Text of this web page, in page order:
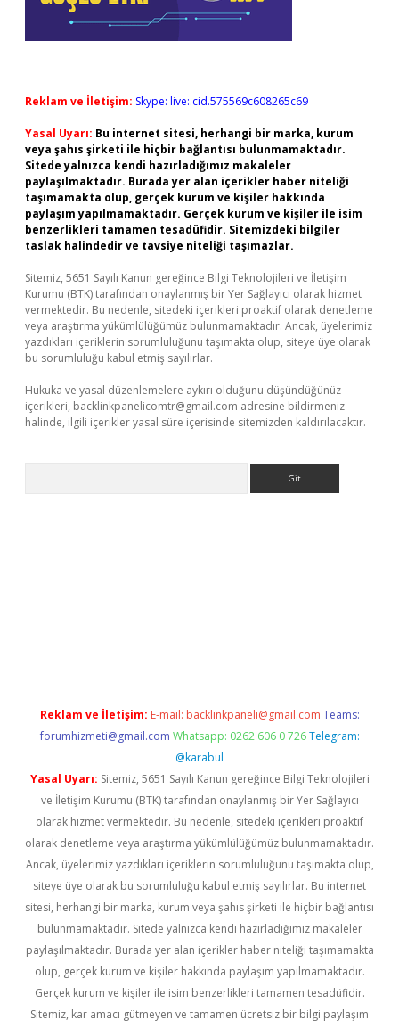
Reklam ve İletişim: Skype: live:.cid.575569c608265c69
Yasal Uyarı: Bu internet sitesi, herhangi bir marka, kurum
veya şahıs şirketi ile hiçbir bağlantısı bulunmamaktadır.
Sitede yalnızca kendi hazırladığımız makaleler
paylaşılmaktadır. Burada yer alan içerikler haber niteliği
taşımamakta olup, gerçek kurum ve kişiler hakkında
paylaşım yapılmamaktadır. Gerçek kurum ve kişiler ile isim
benzerlikleri tamamen tesadüfidir. Sitemizdeki bilgiler
taslak halindedir ve tavsiye niteliği taşımazlar.
Sitemiz, 5651 Sayılı Kanun gereğince Bilgi Teknolojileri ve İletişim
Kurumu (BTK) tarafından onaylanmış bir Yer Sağlayıcı olarak hizmet
vermektedir. Bu nedenle, sitedeki içerikleri proaktif olarak denetleme
veya araştırma yükümlülüğümüz bulunmamaktadır. Ancak, üyelerimiz
yazdıkları içeriklerin sorumluluğunu taşımakta olup, siteye üye olarak
bu sorumluluğu kabul etmiş sayılırlar.
Hukuka ve yasal düzenlemelere aykırı olduğunu düşündüğünüz
içerikleri, backlinkpanelicomtr@gmail.com adresine bildirmeniz
halinde, ilgili içerikler yasal süre içerisinde sitemizden kaldırılacaktır.
Reklam ve İletişim: E-mail: backlinkpaneli@gmail.com Teams:
forumhizmeti@gmail.com Whatsapp: 0262 606 0 726 Telegram:
@karabul
Yasal Uyarı: Sitemiz, 5651 Sayılı Kanun gereğince Bilgi Teknolojileri
ve İletişim Kurumu (BTK) tarafından onaylanmış bir Yer Sağlayıcı
olarak hizmet vermektedir. Bu nedenle, sitedeki içerikleri proaktif
olarak denetleme veya araştırma yükümlülüğümüz bulunmamaktadır.
Ancak, üyelerimiz yazdıkları içeriklerin sorumluluğunu taşımakta olup,
siteye üye olarak bu sorumluluğu kabul etmiş sayılırlar. Bu internet
sitesi, herhangi bir marka, kurum veya şahıs şirketi ile hiçbir bağlantısı
bulunmamaktadır. Sitede yalnızca kendi hazırladığımız makaleler
paylaşılmaktadır. Burada yer alan içerikler haber niteliği taşımamakta
olup, gerçek kurum ve kişiler hakkında paylaşım yapılmamaktadır.
Gerçek kurum ve kişiler ile isim benzerlikleri tamamen tesadüfidir.
Sitemiz, kar amacı gütmeyen ve tamamen ücretsiz bir bilgi paylaşım